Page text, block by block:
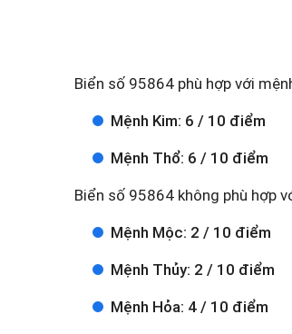
Biển số 95864 phù hợp với
Mệnh Kim: 6 / 10 điểm
Mệnh Thổ: 6 / 10 điểm
Biển số 95864 không phù hợp
Mệnh Mộc: 2 / 10 điểm
Mệnh Thủy: 2 / 10 điểm
Mệnh Hỏa: 4 / 10 điểm